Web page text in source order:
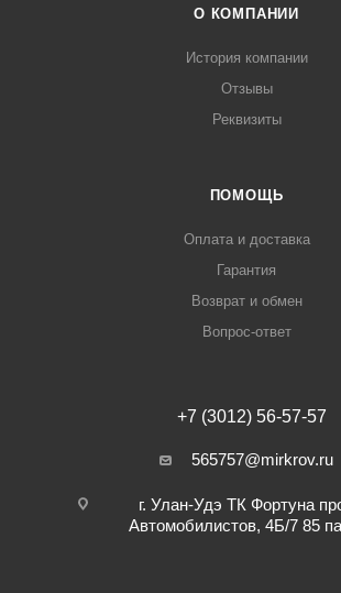
О КОМПАНИИ
История компании
Отзывы
Реквизиты
ПОМОЩЬ
Оплата и доставка
Гарантия
Возврат и обмен
Вопрос-ответ
+7 (3012) 56-57-57
565757@mirkrov.ru
г. Улан-Удэ ​ТК Фортуна​
Автомобилистов, 4Б/7 ​85